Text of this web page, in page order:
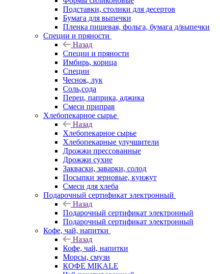
Подставки, столики для десертов
Бумага для выпечки
Пленка пищевая, фольга, бумага д/выпечки
Специи и пряности
Назад
Специи и пряности
Имбирь, корица
Специи
Чеснок, лук
Соль,сода
Перец, паприка, аджика
Смеси приправ
Хлебопекарное сырье
Назад
Хлебопекарное сырье
Хлебопекарные улучшители
Дрожжи прессованные
Дрожжи сухие
Закваски, заварки, солод
Посыпки зерновые, кунжут
Смеси для хлеба
Подарочный сертификат электронный
Назад
Подарочный сертификат электронный
Подарочный сертификат электронный
Кофе, чай, напитки
Назад
Кофе, чай, напитки
Морсы, смузи
КОФЕ MIKALE